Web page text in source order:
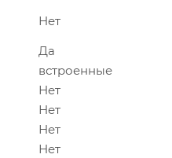
Нет
Да
встроенные
Нет
Нет
Нет
Нет